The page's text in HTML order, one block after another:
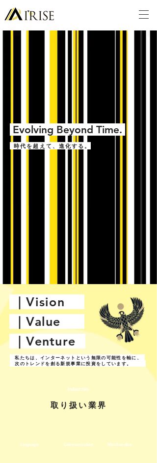
Evolving Beyond Time.
時代を超えて、進化する。
｜Vision
｜Value
｜Venture
私たちは、インターネットという無限の可能性を軸に、
次のトレンドを創る新規事業に投資をしています。
Industries
取り扱い業界
Language Communication Merchandise